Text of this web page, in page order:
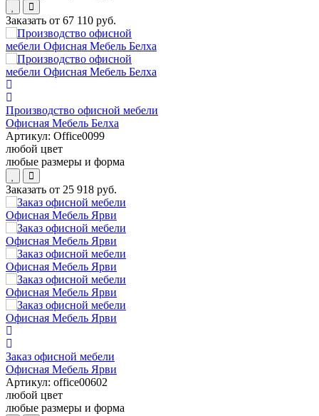
Заказать от 67 110 руб.
Производство офисной мебели
Офисная Мебель Белха
Артикул: Office0099
любой цвет
любые размеры и форма
Заказать от 25 918 руб.
Заказ офисной мебели
Офисная Мебель Ярви
Артикул: office00602
любой цвет
любые размеры и форма